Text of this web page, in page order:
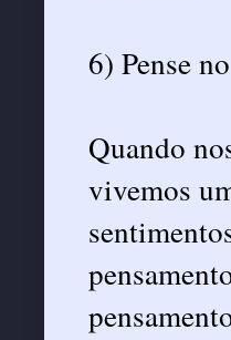
6) Pense
Quando
vivemos